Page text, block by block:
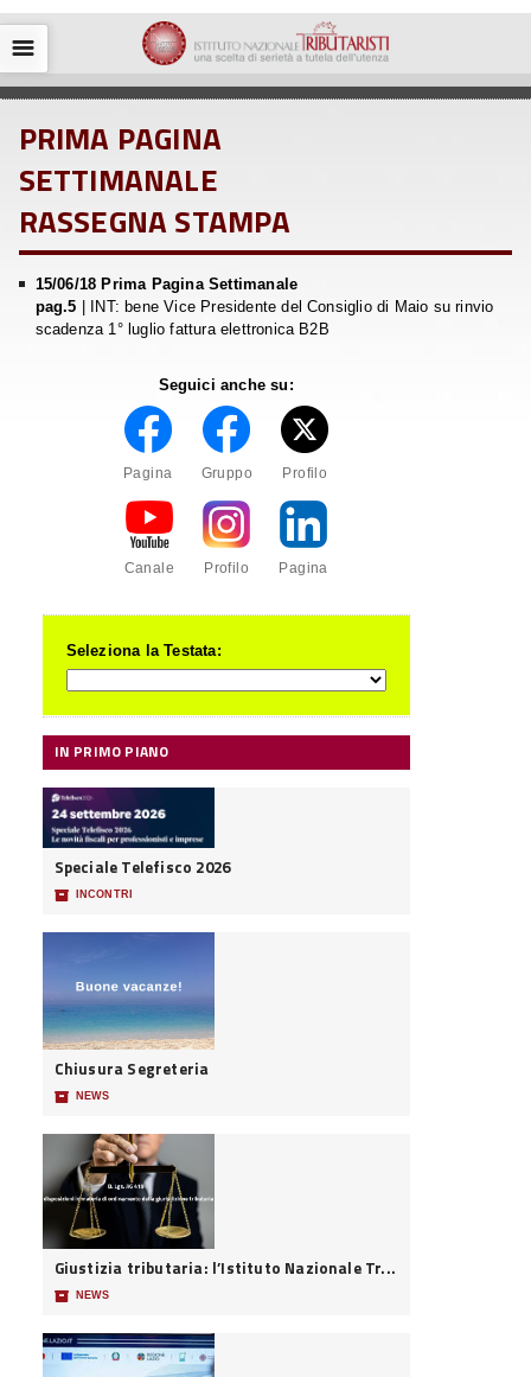
☰
PRIMA PAGINA
SETTIMANALE
RASSEGNA STAMPA
15/06/18 Prima Pagina Settimanale
pag.5 | INT: bene Vice Presidente del Consiglio di Maio su rinvio
scadenza 1° luglio fattura elettronica B2B
Seguici anche su:
Pagina Gruppo Profilo
Canale Profilo Pagina
Seleziona la Testata:
IN PRIMO PIANO
Speciale Telefisco 2026
📦 INCONTRI
Chiusura Segreteria
📦 NEWS
Giustizia tributaria: l’Istituto Nazionale Tr...
📦 NEWS